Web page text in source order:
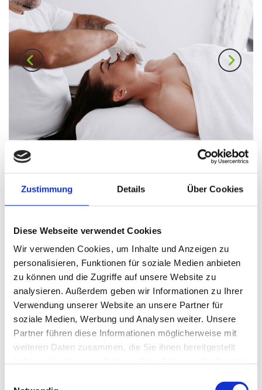
Zustimmung Details Über Cookies
Diese Webseite verwendet Cookies
Wir verwenden Cookies, um Inhalte und Anzeigen zu
personalisieren, Funktionen für soziale Medien anbieten
zu können und die Zugriffe auf unsere Website zu
analysieren. Außerdem geben wir Informationen zu Ihrer
Verwendung unserer Website an unsere Partner für
soziale Medien, Werbung und Analysen weiter. Unsere
Partner führen diese Informationen möglicherweise mit
weiteren Daten zusammen, die Sie ihnen bereitgestellt
preis: 135,00 €/h
Gönnen Sie sich eine Auszeit und entdecken
Face Lifting™ in unserem Studio in
Munderkingen! Nach intensiver Ausbildung
und Zertifizierung durch die International
Sculptural Face Lifting™ Academy sind wir
stolz, Ihnen diese weltweit anerkannte und
revolutionäre Technik anbieten zu können.
Was ist Sculptural Face Lifting™?
Entwickelt von Yakov Gershkovich, ist die